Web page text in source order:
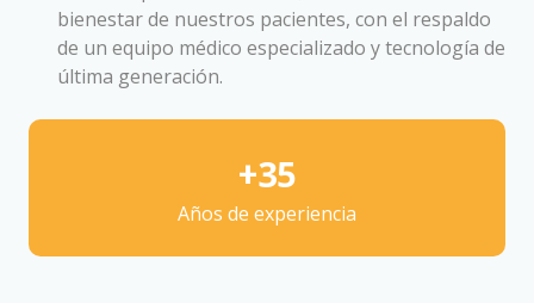
bienestar de nuestros pacientes, con el respaldo
de un equipo médico especializado y tecnología de
última generación.
+35
Años de experiencia